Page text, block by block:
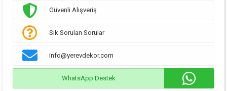
Güvenli Alışveriş
Sık Sorulan Sorular
info@yerevdekor.com
WhatsApp Destek